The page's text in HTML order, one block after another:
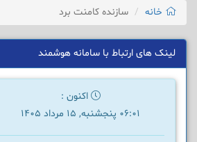
خانه سازنده کامنت برد
لینک های ارتباط با سامانه هوشمند
اکنون :
06:01 پنجشنبه, 15 مرداد 1405